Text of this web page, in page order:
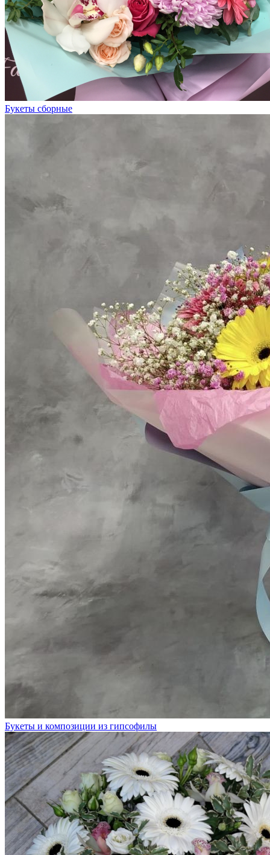
Букеты сборные
Букеты и композиции из гипсофилы